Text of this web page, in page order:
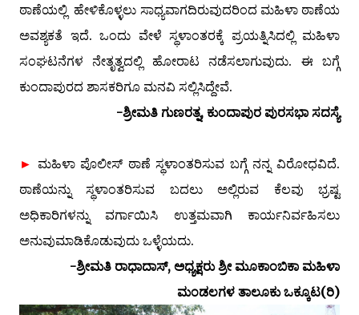
ಠಾಣೆಯಲ್ಲಿ ಹೇಳಿಕೊಳ್ಳಲು ಸಾಧ್ಯವಾಗದಿರುವುದರಿಂದ ಮಹಿಳಾ ಠಾಣೆಯ
ಅವಶ್ಯಕತೆ ಇದೆ. ಒಂದು ವೇಳೆ ಸ್ಥಳಾಂತರಕ್ಕೆ ಪ್ರಯತ್ನಿಸಿದಲ್ಲಿ ಮಹಿಳಾ
ಸಂಘಟನೆಗಳ ನೇತೃತ್ವದಲ್ಲಿ ಹೋರಾಟ ನಡೆಸಲಾಗುವುದು. ಈ ಬಗ್ಗೆ
ಕುಂದಾಪುರದ ಶಾಸಕರಿಗೂ ಮನವಿ ಸಲ್ಲಿಸಿದ್ದೇವೆ.
-ಶ್ರೀಮತಿ ಗುಣರತ್ನ, ಕುಂದಾಪುರ ಪುರಸಭಾ ಸದಸ್ಯೆ
► ಮಹಿಳಾ ಪೊಲೀಸ್ ಠಾಣೆ ಸ್ಥಳಾಂತರಿಸುವ ಬಗ್ಗೆ ನನ್ನ ವಿರೋಧವಿದೆ.
ಠಾಣೆಯನ್ನು ಸ್ಥಳಾಂತರಿಸುವ ಬದಲು ಅಲ್ಲಿರುವ ಕೆಲವು ಭ್ರಷ್ಟ
ಅಧಿಕಾರಿಗಳನ್ನು ವರ್ಗಾಯಿಸಿ ಉತ್ತಮವಾಗಿ ಕಾರ್ಯನಿರ್ವಹಿಸಲು
ಅನುವುಮಾಡಿಕೊಡುವುದು ಒಳ್ಳೆಯದು.
-ಶ್ರೀಮತಿ ರಾಧಾದಾಸ್, ಅಧ್ಯಕ್ಷರು ಶ್ರೀ ಮೂಕಾಂಬಿಕಾ ಮಹಿಳಾ
ಮಂಡಲಗಳ ತಾಲೂಕು ಒಕ್ಕೂಟ(ರಿ)